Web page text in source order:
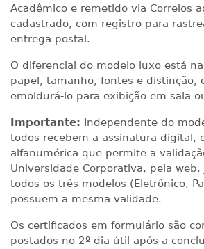
Acadêmico e remetido via Correios
cadastrado, com registro para
entrega postal.
O diferencial do modelo luxo está
papel, tamanho, fontes e distinção,
emoldurá-lo para exibição em sala
Importante: Independente do
todos recebem a assinatura digital,
alfanumérica que permite a
Universidade Corporativa, pela web.
todos os três modelos (Eletrônico,
possuem a mesma validade.
Os certificados em formulário são
postados no 2º dia útil após a